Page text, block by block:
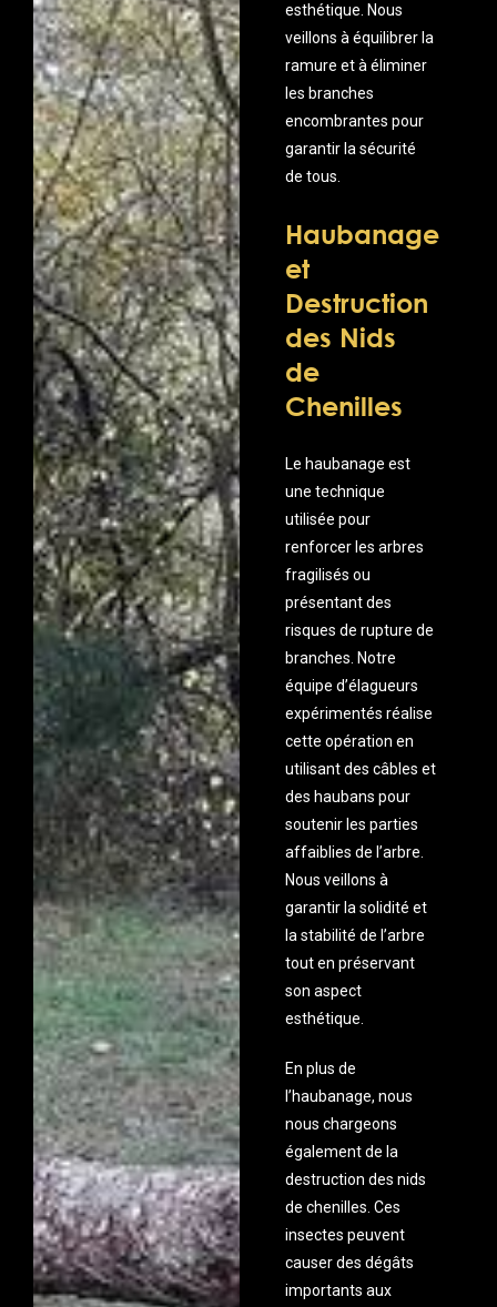
esthétique. Nous
veillons à équilibrer la
ramure et à éliminer
les branches
encombrantes pour
garantir la sécurité
de tous.
Haubanage
et
Destruction
des Nids
de
Chenilles
Le haubanage est
une technique
utilisée pour
renforcer les arbres
fragilisés ou
présentant des
risques de rupture de
branches. Notre
équipe d’élagueurs
expérimentés réalise
cette opération en
utilisant des câbles et
des haubans pour
soutenir les parties
affaiblies de l’arbre.
Nous veillons à
garantir la solidité et
la stabilité de l’arbre
tout en préservant
son aspect
esthétique.
En plus de
l’haubanage, nous
nous chargeons
également de la
destruction des nids
de chenilles. Ces
insectes peuvent
causer des dégâts
importants aux